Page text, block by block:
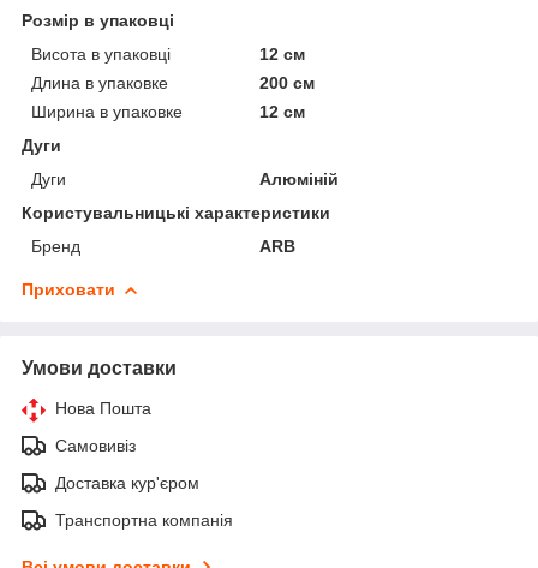
Розмір в упаковці
Висота в упаковці
12 см
Длина в упаковке
200 см
Ширина в упаковке
12 см
Дуги
Дуги
Алюміній
Користувальницькі характеристики
Бренд
ARB
Приховати
Умови доставки
Нова Пошта
Самовивіз
Доставка кур'єром
Транспортна компанія